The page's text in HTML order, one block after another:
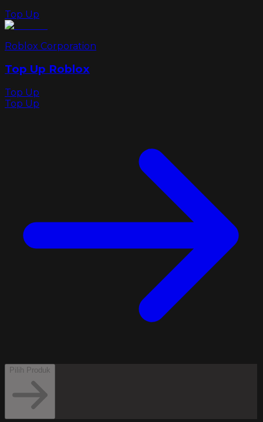
Top Up
Roblox Corporation
Top Up Roblox
Top Up
Top Up
Pilih Produk